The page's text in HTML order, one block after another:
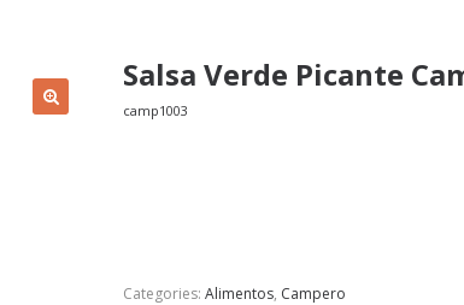
Salsa Verde Picante
camp1003
Categories: Alimentos, Campero